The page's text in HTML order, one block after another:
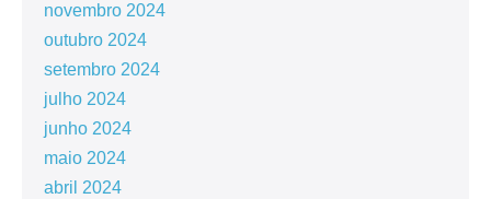
novembro 2024
outubro 2024
setembro 2024
julho 2024
junho 2024
maio 2024
abril 2024